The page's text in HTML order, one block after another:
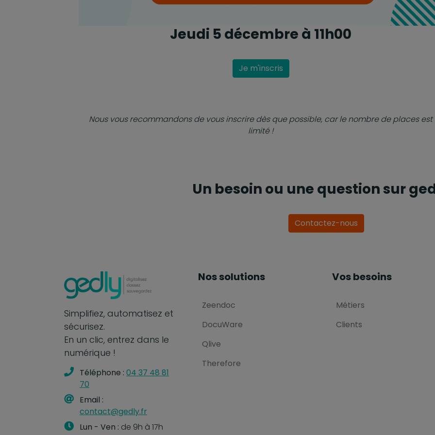
Jeudi 5 décembre à 11h00
Je m'inscris
Nous vous recommandons de vous inscrire dès que possible, car le nombre de places est
limité !
Un besoin ou une question sur
Contactez-nous
Simplifiez, automatisez et
sécurisez.
En un clic, entrez dans le
numérique !
Téléphone : 04 37 48 81
70
Email :
contact@gedly.fr
Lun - Ven : de 9h à 17h
Nos solutions
Zeendoc
DocuWare
Qlive
Therefore
Vos besoins
Métiers
Clients